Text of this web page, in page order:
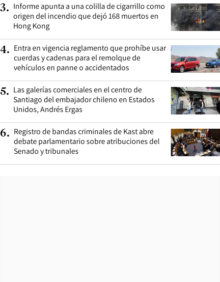
3. Informe apunta a una colilla de cigarrillo como
origen del incendio que dejó 168 muertos en
Hong Kong
4. Entra en vigencia reglamento que prohíbe usar
cuerdas y cadenas para el remolque de
vehículos en panne o accidentados
5. Las galerías comerciales en el centro de
Santiago del embajador chileno en Estados
Unidos, Andrés Ergas
6. Registro de bandas criminales de Kast abre
debate parlamentario sobre atribuciones del
Senado y tribunales